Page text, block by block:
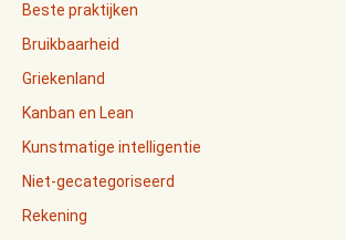
Beste praktijken
Bruikbaarheid
Griekenland
Kanban en Lean
Kunstmatige intelligentie
Niet-gecategoriseerd
Rekening